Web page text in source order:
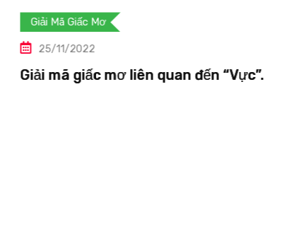
Giải Mã Giấc Mơ
25/11/2022
Giải mã giấc mơ liên quan đến “Vụn”.